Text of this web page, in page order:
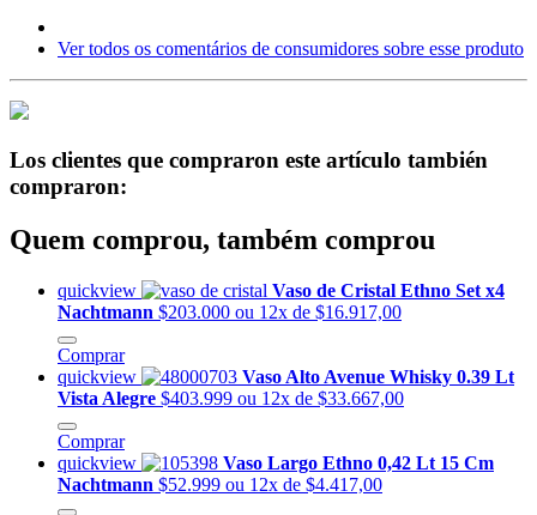
Ver todos os comentários de consumidores sobre esse produto
Los clientes que compraron este artículo también
compraron:
Quem comprou, também comprou
quickview
Vaso de Cristal Ethno Set x4
Nachtmann $203.000 ou 12x de $16.917,00
Comprar
quickview
Vaso Alto Avenue Whisky 0.39 Lt
Vista Alegre $403.999 ou 12x de $33.667,00
Comprar
quickview
Vaso Largo Ethno 0,42 Lt 15 Cm
Nachtmann $52.999 ou 12x de $4.417,00